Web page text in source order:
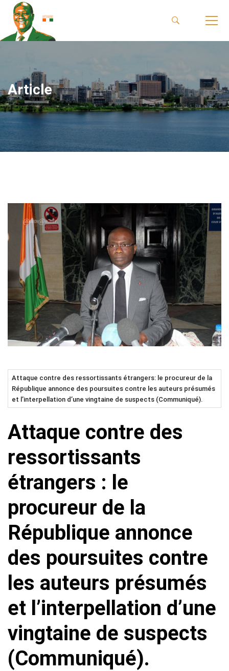
Article
Attaque contre des ressortissants étrangers: le procureur de la
République annonce des poursuites contre les auteurs présumés
et l’interpellation d’une vingtaine de suspects (Communiqué).
Attaque contre des
ressortissants
étrangers : le
procureur de la
République annonce
des poursuites contre
les auteurs présumés
et l’interpellation d’une
vingtaine de suspects
(Communiqué).